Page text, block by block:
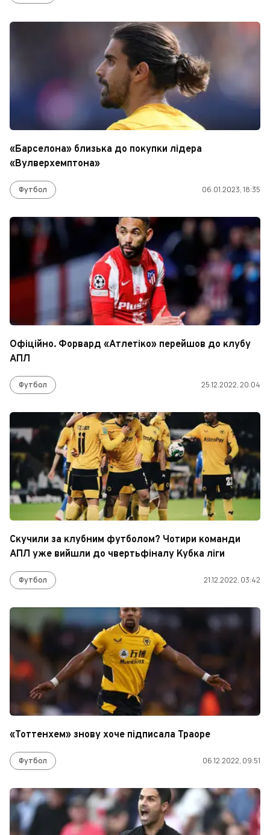
«Барселона» близька до покупки лідера
«Вулверхемптона»
Футбол 06.01.2023, 18:35
Офіційно. Форвард «Атлетіко» перейшов до клубу
АПЛ
Футбол 25.12.2022, 20:04
Скучили за клубним футболом? Чотири команди
АПЛ уже вийшли до чвертьфіналу Кубка ліги
Футбол 21.12.2022, 03:42
«Тоттенхем» знову хоче підписала Траоре
Футбол 06.12.2022, 09:51